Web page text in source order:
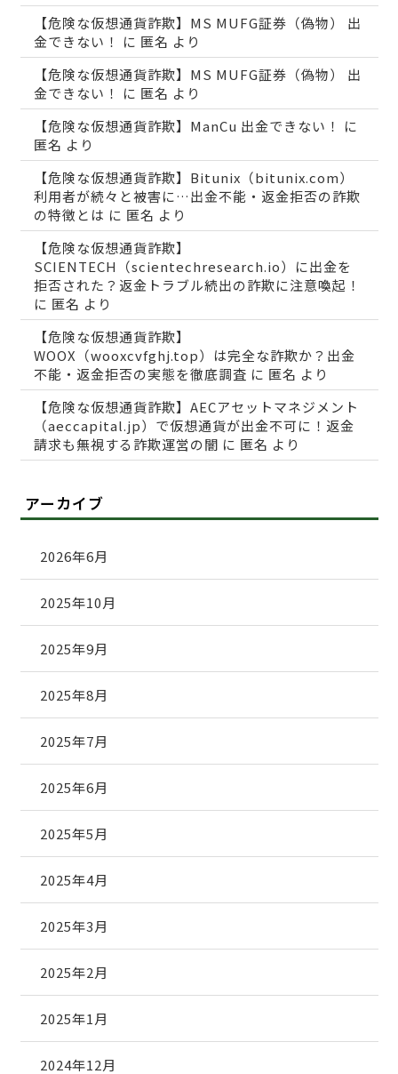
【危険な仮想通貨詐欺】MS MUFG証券（偽物） 出
金できない！
に 匿名 より
【危険な仮想通貨詐欺】MS MUFG証券（偽物） 出
金できない！
に 匿名 より
【危険な仮想通貨詐欺】ManCu 出金できない！
に
匿名 より
【危険な仮想通貨詐欺】Bitunix（bitunix.com）
利用者が続々と被害に…出金不能・返金拒否の詐欺
の特徴とは に 匿名 より
【危険な仮想通貨詐欺】
SCIENTECH（scientechresearch.io）に出金を
拒否された？返金トラブル続出の詐欺に注意喚起！
に 匿名 より
【危険な仮想通貨詐欺】
WOOX（wooxcvfghj.top）は完全な詐欺か？出金
不能・返金拒否の実態を徹底調査 に 匿名 より
【危険な仮想通貨詐欺】AECアセットマネジメント
（aeccapital.jp）で仮想通貨が出金不可に！返金
請求も無視する詐欺運営の闇 に 匿名 より
アーカイブ
2026年6月
2025年10月
2025年9月
2025年8月
2025年7月
2025年6月
2025年5月
2025年4月
2025年3月
2025年2月
2025年1月
2024年12月